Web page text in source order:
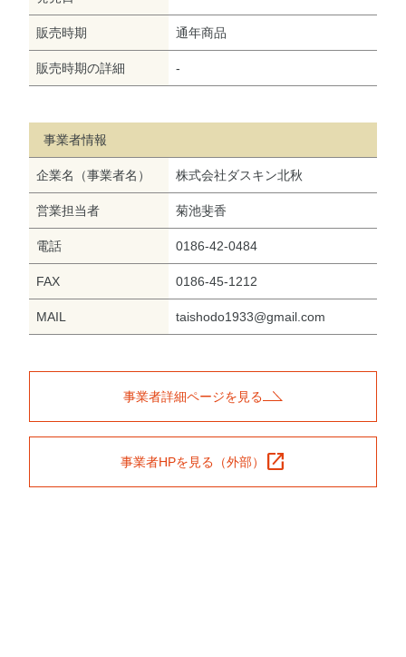
販売時期 通年商品
販売時期の詳細 -
事業者情報
企業名（事業者名） 株式会社ダスキン北秋
営業担当者 菊池斐香
電話 0186-42-0484
FAX 0186-45-1212
MAIL taishodo1933@gmail.com
事業者詳細ページを見る
open_in_new
事業者HPを見る（外部）